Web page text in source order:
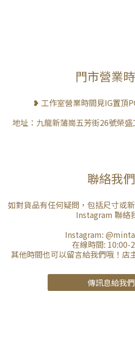
門市營業
❥ 工作室營業時間見IG置頂
地址：九龍新蒲崗五芳街26號榮
聯絡我們
如對貨品有任何疑問，包括尺寸或
Instagram 聯絡
Instagram:
在線時間: 10:00-
其他時間也可以留言給我們哦！
傳訊息給我們